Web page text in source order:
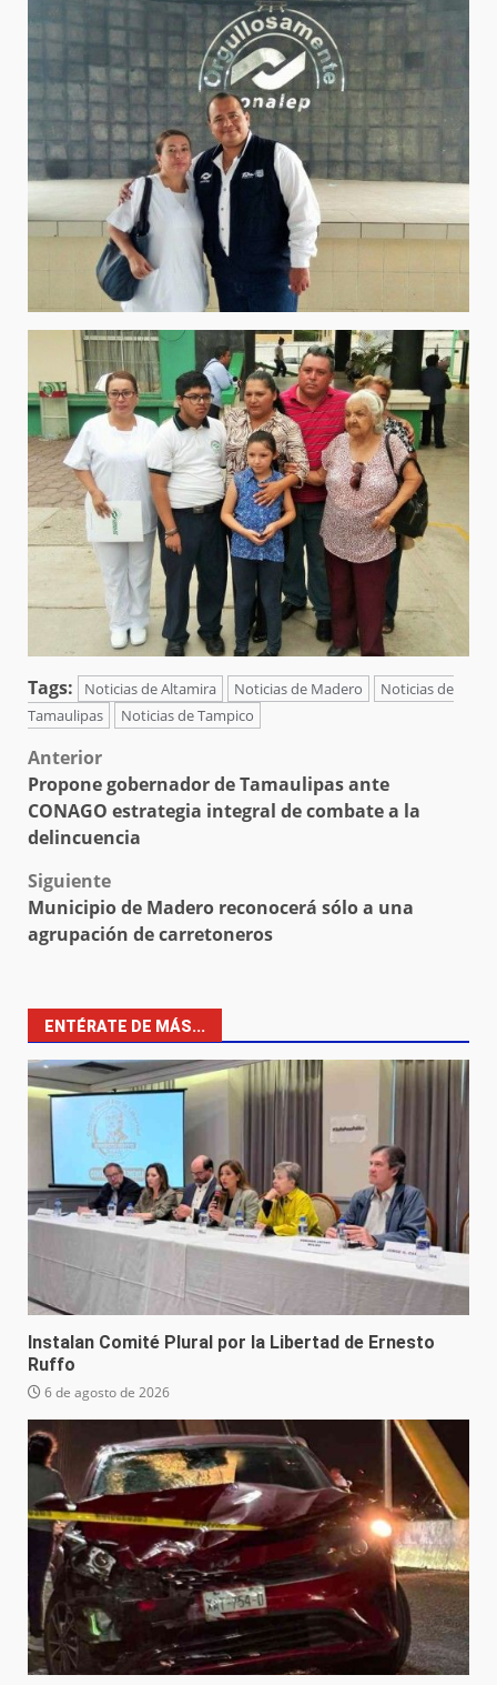
Tags: Noticias de Altamira Noticias de Madero
Noticias de
Tamaulipas
Noticias de Tampico
Post
navigation
Anterior
Propone gobernador de Tamaulipas ante
CONAGO estrategia integral de combate a la
delincuencia
Siguiente
Municipio de Madero reconocerá sólo a una
agrupación de carretoneros
ENTÉRATE DE MÁS...
Instalan Comité Plural por la Libertad de Ernesto
Ruffo
6 de agosto de 2026